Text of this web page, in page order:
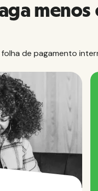
menos
de pagamento